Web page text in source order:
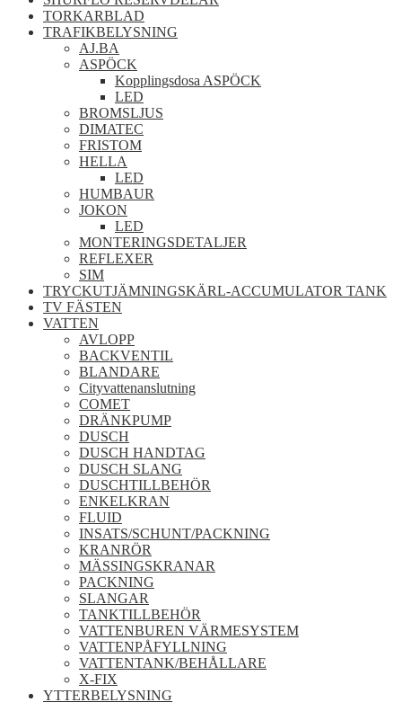
TORKARBLAD
TRAFIKBELYSNING
AJ.BA
ASPÖCK
Kopplingsdosa ASPÖCK
LED
BROMSLJUS
DIMATEC
FRISTOM
HELLA
LED
HUMBAUR
JOKON
LED
MONTERINGSDETALJER
REFLEXER
SIM
TRYCKUTJÄMNINGSKÄRL-ACCUMULATOR TANK
TV FÄSTEN
VATTEN
AVLOPP
BACKVENTIL
BLANDARE
Cityvattenanslutning
COMET
DRÄNKPUMP
DUSCH
DUSCH HANDTAG
DUSCH SLANG
DUSCHTILLBEHÖR
ENKELKRAN
FLUID
INSATS/SCHUNT/PACKNING
KRANRÖR
MÄSSINGSKRANAR
PACKNING
SLANGAR
TANKTILLBEHÖR
VATTENBUREN VÄRMESYSTEM
VATTENPÅFYLLNING
VATTENTANK/BEHÅLLARE
X-FIX
YTTERBELYSNING